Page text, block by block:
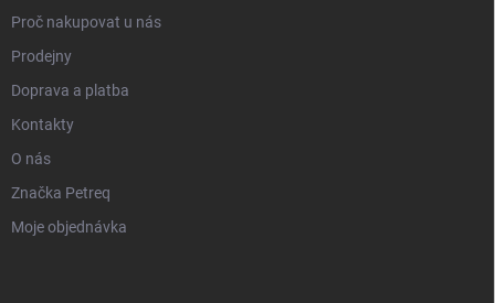
Proč nakupovat u nás
Prodejny
Doprava a platba
Kontakty
O nás
Značka Petreq
Moje objednávka